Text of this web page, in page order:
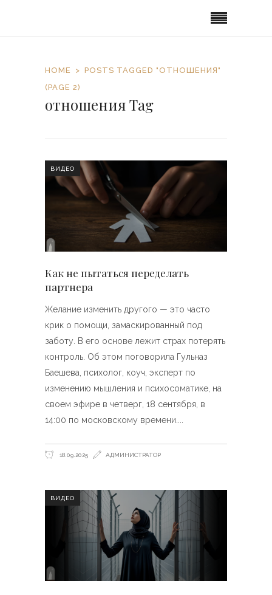
HOME
POSTS TAGGED "ОТНОШЕНИЯ"
(PAGE 2)
отношения Tag
ВИДЕО
Как не пытаться переделать
партнера
Желание изменить другого — это часто
крик о помощи, замаскированный под
заботу. В его основе лежит страх потерять
контроль. Об этом поговорила Гульназ
Баешева, психолог, коуч, эксперт по
изменению мышления и психосоматике, на
своем эфире в четверг, 18 сентября, в
14:00 по московскому времени.
18.09.2025 АДМИНИСТРАТОР
ВИДЕО